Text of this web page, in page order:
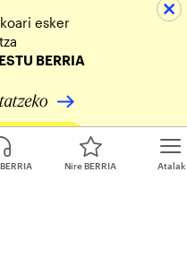
Atalak
Nire BERRIA
esker
BERRIA